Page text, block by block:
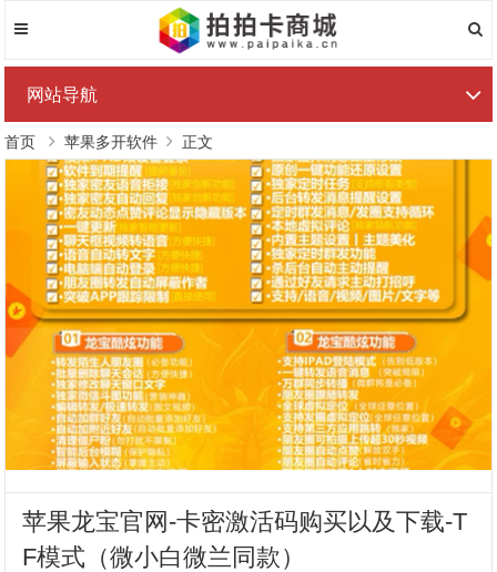
网站导航
首页 苹果多开软件 正文
苹果龙宝官网-卡密激活码购买以及下载-T
F模式（微小白微兰同款）